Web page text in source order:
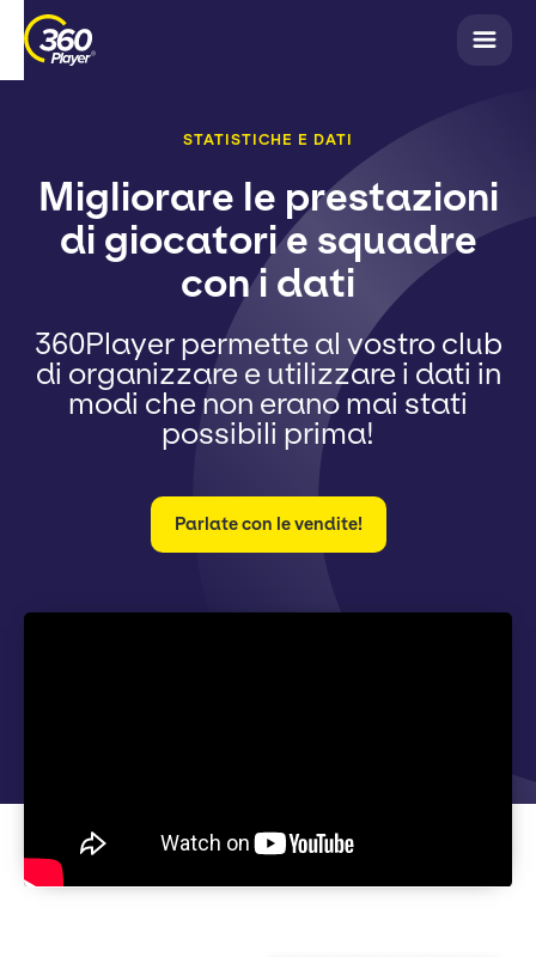
STATISTICHE E DATI
Migliorare le prestazioni
di giocatori e squadre
con i dati
360Player permette al vostro club
di organizzare e utilizzare i dati in
modi che non erano mai stati
possibili prima!
Parlate con le vendite!